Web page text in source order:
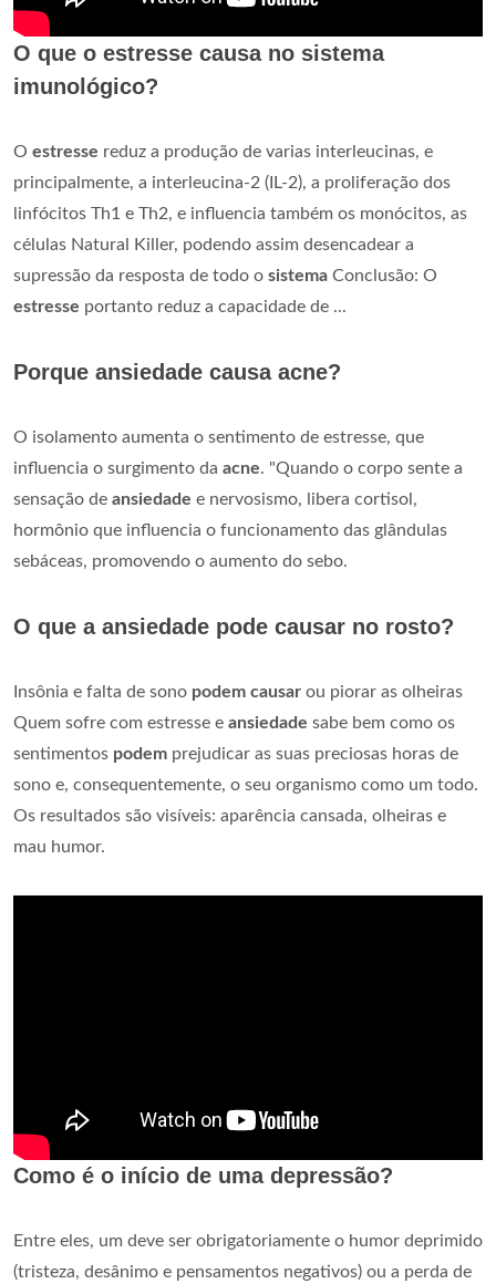
O que o estresse causa no sistema
imunológico?
O estresse reduz a produção de varias interleucinas, e
principalmente, a interleucina-2 (IL-2), a proliferação dos
linfócitos Th1 e Th2, e influencia também os monócitos, as
células Natural Killer, podendo assim desencadear a
supressão da resposta de todo o sistema Conclusão: O
estresse portanto reduz a capacidade de ...
Porque ansiedade causa acne?
O isolamento aumenta o sentimento de estresse, que
influencia o surgimento da acne. "Quando o corpo sente a
sensação de ansiedade e nervosismo, libera cortisol,
hormônio que influencia o funcionamento das glândulas
sebáceas, promovendo o aumento do sebo.
O que a ansiedade pode causar no rosto?
Insônia e falta de sono podem causar ou piorar as olheiras
Quem sofre com estresse e ansiedade sabe bem como os
sentimentos podem prejudicar as suas preciosas horas de
sono e, consequentemente, o seu organismo como um todo.
Os resultados são visíveis: aparência cansada, olheiras e
mau humor.
Como é o início de uma depressão?
Entre eles, um deve ser obrigatoriamente o humor deprimido
(tristeza, desânimo e pensamentos negativos) ou a perda de